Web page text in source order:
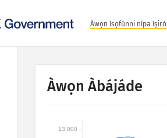
Àwọn ìsọfúnni nípa ìṣirò
Àwọn Àbájáde
13,000